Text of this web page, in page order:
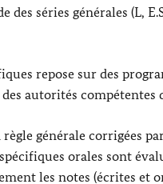
des séries générales (L,
repose sur des
autorités compétentes
générale corrigées
orales sont
les notes (écrites et